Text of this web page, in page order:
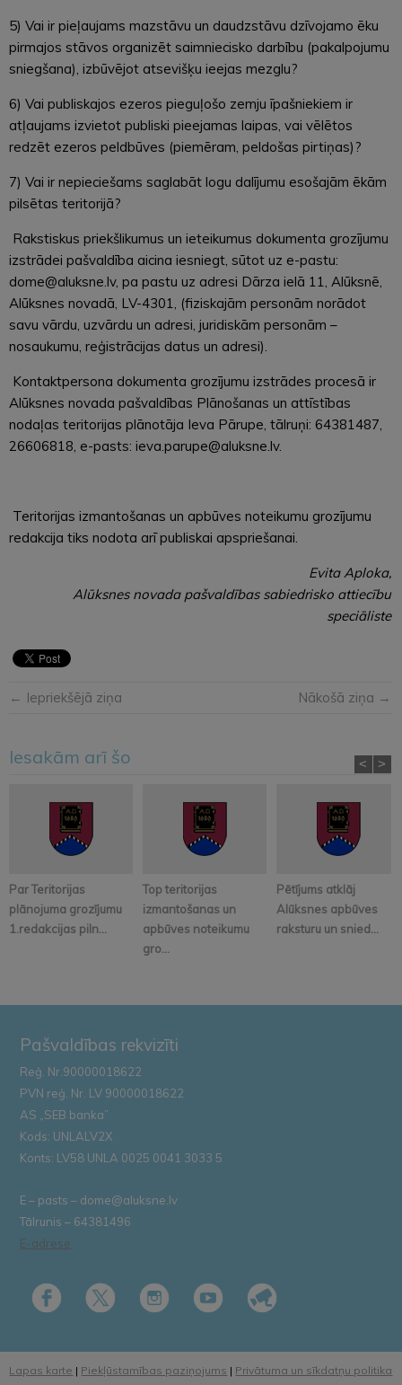
5) Vai ir pieļaujams mazstāvu un daudzstāvu dzīvojamo ēku
pirmajos stāvos organizēt saimniecisko darbību (pakalpojumu
sniegšana), izbūvējot atsevišķu ieejas mezglu?
6) Vai publiskajos ezeros pieguļošo zemju īpašniekiem ir
atļaujams izvietot publiski pieejamas laipas, vai vēlētos
redzēt ezeros peldbūves (piemēram, peldošas pirtiņas)?
7) Vai ir nepieciešams saglabāt logu dalījumu esošajām ēkām
pilsētas teritorijā?
Rakstiskus priekšlikumus un ieteikumus dokumenta grozījumu
izstrādei pašvaldība aicina iesniegt, sūtot uz e-pastu:
dome@aluksne.lv, pa pastu uz adresi Dārza ielā 11, Alūksnē,
Alūksnes novadā, LV-4301, (fiziskajām personām norādot
savu vārdu, uzvārdu un adresi, juridiskām personām –
nosaukumu, reģistrācijas datus un adresi).
Kontaktpersona dokumenta grozījumu izstrādes procesā ir
Alūksnes novada pašvaldības Plānošanas un attīstības
nodaļas teritorijas plānotāja Ieva Pārupe, tālruņi: 64381487,
26606818, e-pasts: ieva.parupe@aluksne.lv.
Teritorijas izmantošanas un apbūves noteikumu grozījumu
redakcija tiks nodota arī publiskai apspriešanai.
Evita Aploka,
Alūksnes novada pašvaldības sabiedrisko attiecību
speciāliste
← Iepriekšējā ziņa Nākošā ziņa →
Iesakām arī šo
Par Teritorijas
plānojuma grozījumu
1.redakcijas piln...
Top teritorijas
izmantošanas un
apbūves noteikumu
gro...
Pētījums atklāj
Alūksnes apbūves
raksturu un snied...
< >
Pašvaldības rekvizīti
Reģ. Nr.90000018622
PVN reģ. Nr. LV 90000018622
AS „SEB banka”
Kods: UNLALV2X
Konts: LV58 UNLA 0025 0041 3033 5
E – pasts – dome@aluksne.lv
Tālrunis – 64381496
E-adrese
Lapas karte | Piekļūstamības paziņojums | Privātuma un sīkdatņu politika